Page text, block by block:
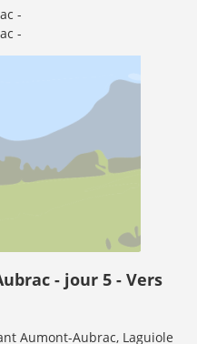
-
-
- jour 5 - Vers
Aumont-Aubrac, Laguiole